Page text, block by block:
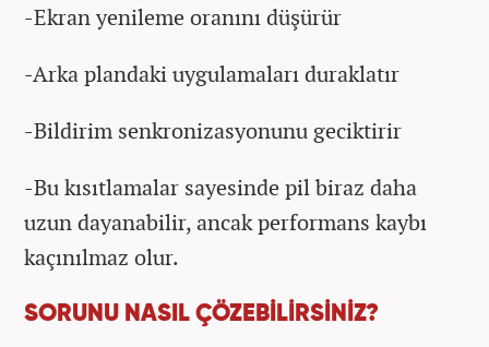
-Ekran yenileme oranını düşürür
-Arka plandaki uygulamaları duraklatır
-Bildirim senkronizasyonunu geciktirir
-Bu kısıtlamalar sayesinde pil biraz daha
uzun dayanabilir, ancak performans kaybı
kaçınılmaz olur.
SORUNU NASIL ÇÖZEBİLİRSİNİZ?